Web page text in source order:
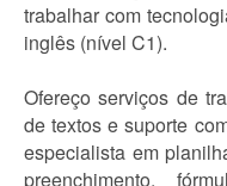
trabalhar com
inglês (nível C1).
Ofereço serviços de
de textos e suporte
especialista em
preenchimento,